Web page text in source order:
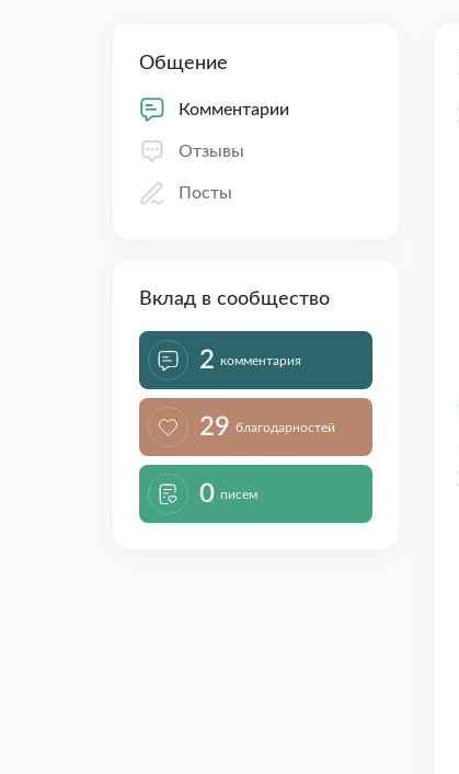
Вклад в сообщество
2 комментария
29 благодарностей
0 писем
Общение
Комментарии
Отзывы
Посты